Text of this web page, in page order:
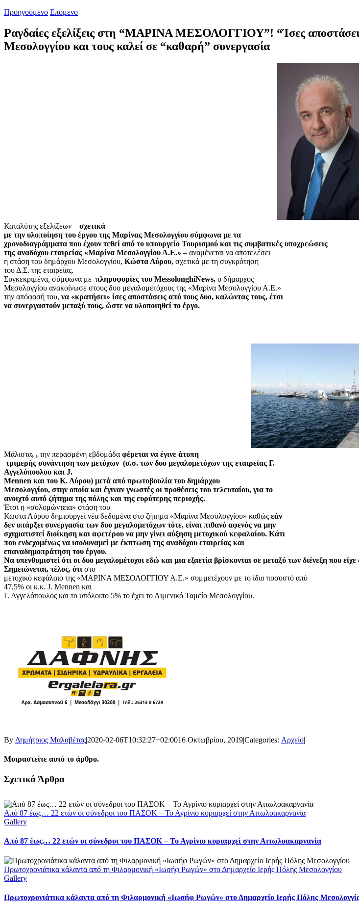
Προηγούμενο Επόμενο
Ραγδαίες εξελίξεις στη “ΜΑΡΙΝΑ ΜΕΣΟΛΟΓΓΙΟΥ”! “Ίσες
Μεσολογγίου και τους καλεί σε “καθαρή” συνεργασία
Καταλύτης εξελίξεων – σχετικά
με την υλοποίηση του έργου της Μαρίνας Μεσολογγίου σύμφωνα με τα
χρονοδιαγράμματα που έχουν τεθεί από το υπουργείο Τουρισμού και τις συμβατικές υποχρεώσεις
της αναδόχου εταιρείας «Μαρίνα Μεσολογγίου Α.Ε.» – αναμένεται να αποτελέσει
η στάση του δημάρχου Μεσολογγίου, Κώστα Λύρου, σχετικά με τη συγκρότηση
του Δ.Σ. της εταιρείας.
Συγκεκριμένα, σύμφωνα με πληροφορίες του MessolonghiNews, ο δήμαρχος
Μεσολογγίου ανακοίνωσε στους δυο μεγαλομετόχους της «Μαρίνα Μεσολογγίου Α.Ε.»
την απόφασή του, να «κρατήσει» ίσες αποστάσεις από τους δυο, καλώντας τους, έτσι
να συνεργαστούν μεταξύ τους, ώστε να υλοποιηθεί το έργο.
Μάλιστα, , την περασμένη εβδομάδα φέρεται να έγινε άτυπη
τριμερής συνάντηση των μετόχων (σ.σ. των δυο μεγαλομετόχων της εταιρείας Γ.
Αγγελόπουλου και J.
Mennen και του Κ. Λύρου) μετά από πρωτοβουλία του δημάρχου
Μεσολογγίου, στην οποία και έγιναν γνωστές οι προθέσεις του τελευταίου, για το
ανοιχτό αυτό ζήτημα της πόλης και της ευρύτερης περιοχής.
Έτσι η «σολομώντεια» στάση του
Κώστα Λύρου δημιουργεί νέα δεδομένα στο ζήτημα «Μαρίνα Μεσολογγίου» καθώς εάν
δεν υπάρξει συνεργασία των δυο μεγαλομετόχων τότε, είναι πιθανό αφενός να μην
σχηματιστεί διοίκηση και αφετέρου να μην γίνει αύξηση μετοχικού κεφαλαίου. Κάτι
που ενδεχομένως να ισοδυναμεί με έκπτωση της αναδόχου εταιρείας και
επαναδημοπράτηση του έργου.
Να υπενθυμιστεί ότι οι δυο μεγαλομέτοχοι εδώ και μια εξαετία βρίσκονται σε μεταξύ των διένεξη που
Σημειώνεται, τέλος, ότι στο
μετοχικό κεφάλαιο της «ΜΑΡΙΝΑ ΜΕΣΟΛΟΓΓΙΟΥ Α.Ε.» συμμετέχουν με το ίδιο ποσοστό από
47,5% οι κ.κ. J. Mennen και
Γ. Αγγελόπουλος και το υπόλοιπο 5% το έχει το Λιμενικό Ταμείο Μεσολογγίου.
By Δημήτριος Μαλαβέτας|2020-02-06T10:32:27+02:0016 Οκτωβρίου, 2019|Categories: Αρχείο|
Μοιραστείτε αυτό το άρθρο.
Facebook
X
LinkedIn
WhatsApp
Email
Σχετικά Άρθρα
Από 87 έως… 22 ετών οι σύνεδροι του ΠΑΣΟΚ – Το Αγρίνιο κυριαρχεί στην Αιτωλοακαρνανία
Gallery
Από 87 έως… 22 ετών οι σύνεδροι του ΠΑΣΟΚ – Το Αγρίνιο κυριαρχεί στην Αιτωλοακαρνανία
Πρωτοχρονιάτικα κάλαντα από τη Φιλαρμονική «Ιωσήφ Ρωγών» στο Δημαρχείο Ιερής Πόλης Μεσολογγίου
Gallery
Πρωτοχρονιάτικα κάλαντα από τη Φιλαρμονική «Ιωσήφ Ρωγών» στο Δημαρχείο Ιερής Πόλης